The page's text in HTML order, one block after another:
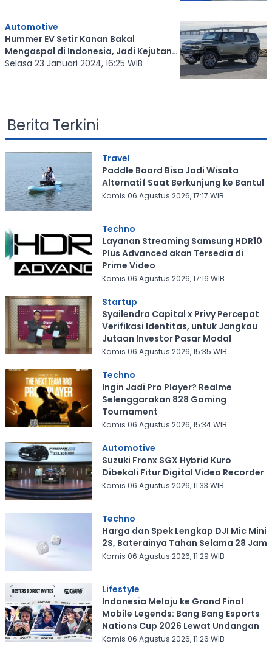
Automotive
Hummer EV Setir Kanan Bakal
Mengaspal di Indonesia, Jadi Kejutan
di GIIAS 2024?
Selasa 23 Januari 2024, 16:25 WIB
Berita Terkini
Travel
Paddle Board Bisa Jadi Wisata
Alternatif Saat Berkunjung ke Bantul
Kamis 06 Agustus 2026, 17:17 WIB
Techno
Layanan Streaming Samsung HDR10
Plus Advanced akan Tersedia di
Prime Video
Kamis 06 Agustus 2026, 17:16 WIB
Startup
Syailendra Capital x Privy Percepat
Verifikasi Identitas, untuk Jangkau
Jutaan Investor Pasar Modal
Kamis 06 Agustus 2026, 15:35 WIB
Techno
Ingin Jadi Pro Player? Realme
Selenggarakan 828 Gaming
Tournament
Kamis 06 Agustus 2026, 15:34 WIB
Automotive
Suzuki Fronx SGX Hybrid Kuro
Dibekali Fitur Digital Video Recorder
Kamis 06 Agustus 2026, 11:33 WIB
Techno
Harga dan Spek Lengkap DJI Mic Mini
2S, Baterainya Tahan Selama 28 Jam
Kamis 06 Agustus 2026, 11:29 WIB
Lifestyle
Indonesia Melaju ke Grand Final
Mobile Legends: Bang Bang Esports
Nations Cup 2026 Lewat Undangan
Kamis 06 Agustus 2026, 11:26 WIB